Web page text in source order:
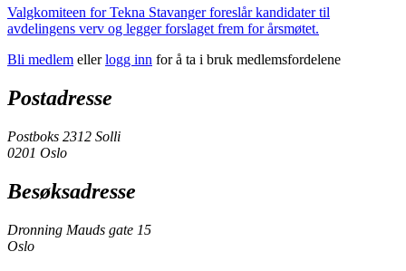
Valgkomiteen for Tekna Stavanger foreslår kandidater til
avdelingens verv og legger forslaget frem for årsmøtet.
Bli medlem ellerlogg inn for å ta i bruk medlemsfordelene
Postadresse
Postboks 2312 Solli
0201 Oslo
Besøksadresse
Dronning Mauds gate 15
Oslo